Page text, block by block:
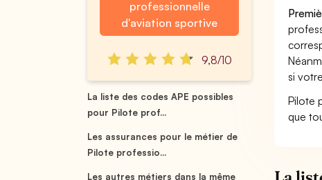
professionnelle
d'aviation sportive
9,8/10
La liste des codes APE possibles
pour Pilote prof...
Les assurances pour le métier de
Pilote professio...
Les autres métiers dans la même
si
Pilote
que